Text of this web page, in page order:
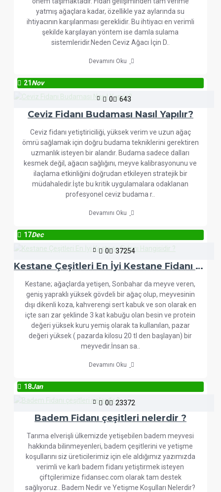
yatmış ağaçlara kadar, özellikle yaz aylarında su
ihtiyacının karşılanması gereklidir. Bu ihtiyacı en verimli
şekilde karşılayan yöntem ise damla sulama
sistemleridir.Neden Ceviz Ağacı İçin D..
Devamını Oku
21Nov
0 643
Ceviz Fidanı Budaması Nasıl Yapılır?
Ceviz fidanı yetiştiriciliği, yüksek verim ve uzun ağaç
ömrü sağlamak için doğru budama tekniklerini gerektiren
uzmanlık isteyen bir alandır. Budama sadece dalları
kesmek değil, ağacın sağlığını, meyve kalibrasyonunu ve
ilaçlama etkinliğini doğrudan etkileyen stratejik bir
müdahaledir.İşte bu kritik uygulamalara odaklanan
profesyonel ceviz budama r..
Devamını Oku
17Dec
0 37254
Kestane Çeşitleri En İyi Kestane Fidanı Hangisidir ?
Kestane; ağaçlarda yetişen, Sonbahar da meyve veren,
geniş yapraklı yüksek gövdeli bir ağaç olup, meyvesinin
dışı dikenli koza, kahverengi sert kabuk ve son olarak en
içte sarı zar şeklinde 3 kat kabuğu olan besin ve protein
değeri yüksek kuru yemiş olarak ta kullanılan, pazar
değeri yüksek ( pazarda kilosu 20 tl den başlayan) bir
meyvedir.İnsan sa..
Devamını Oku
18Jan
0 23372
Badem Fidanı çeşitleri nelerdir ?
Tarıma elverişli ülkemizde yetişebilen badem meyvesi
hakkında bilinmeyenleri, badem çeşitlerini ve yetişme
koşullarını siz üreticilerimiz için ele aldığımız yazımızda
verimli ve karlı badem fidanı yetiştirmek isteyen
çiftçilerimize fidansec.com olarak tam destek
sağlıyoruz.. Badem Nedir ve Yetişme Koşulları Nelerdir?